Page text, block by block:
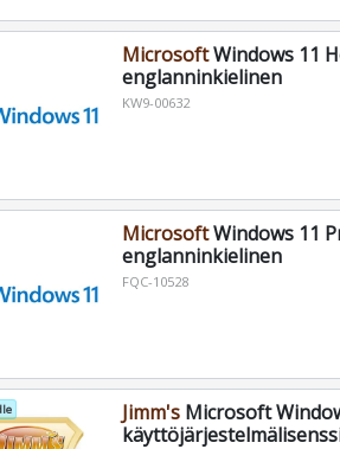
MicrosoftWindows 11
englanninkielinen
KW9-00632
MicrosoftWindows 11
englanninkielinen
FQC-10528
Jimm'sMicrosoft